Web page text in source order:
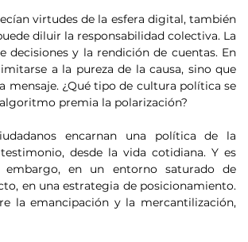
virtudes de la esfera digital, también
diluir la responsabilidad colectiva. La
y la rendición de cuentas. En
a la pureza de la causa, sino que
mensaje. ¿Qué tipo de cultura política se
premia la polarización?
encarnan una política de la
desde la vida cotidiana. Y es
en un entorno saturado de
en una estrategia de posicionamiento.
la emancipación y la mercantilización,